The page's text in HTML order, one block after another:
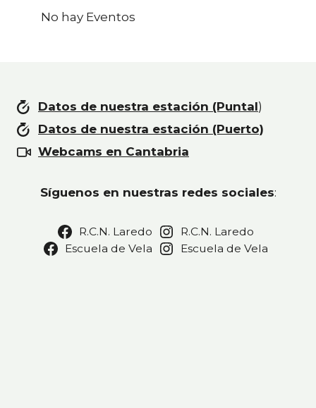
No hay Eventos
Datos de nuestra estación (Puntal)
Datos de nuestra estación (Puerto)
Webcams en Cantabria
Síguenos en nuestras redes sociales:
R.C.N. Laredo
R.C.N. Laredo
Escuela de Vela
Escuela de Vela